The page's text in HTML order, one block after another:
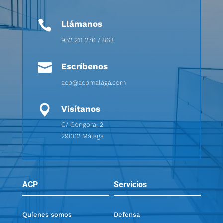
 Llámanos
952 211 276 / 868
 Escríbenos
acp@acpmalaga.com
 Visítanos
C/ Góngora, 2
29002 Málaga
ACP Servicios
Quíenes somos Defensa